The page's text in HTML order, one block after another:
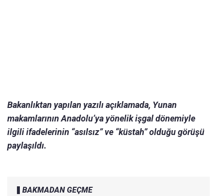
Bakanlıktan yapılan yazılı açıklamada, Yunan
makamlarının Anadolu’ya yönelik işgal dönemiyle
ilgili ifadelerinin “asılsız” ve “küstah” olduğu görüşü
paylaşıldı.
BAKMADAN GEÇME